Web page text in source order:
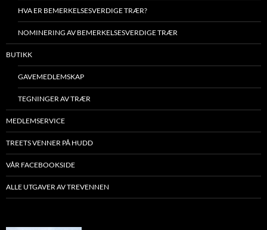
HVA ER BEMERKELSESVERDIGE TRÆR?
NOMINERING AV BEMERKELSESVERDIGE TRÆR
BUTIKK
GAVEMEDLEMSKAP
TEGNINGER AV TRÆR
MEDLEMSERVICE
TREETS VENNER PÅ HUDD
VÅR FACEBOOKSIDE
ALLE UTGAVER AV TREVENNEN